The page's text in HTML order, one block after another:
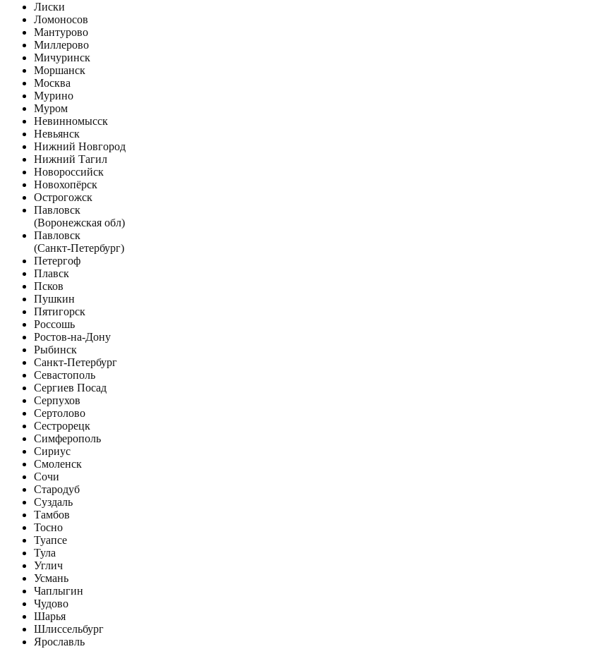
Лиски
Ломоносов
Мантурово
Миллерово
Мичуринск
Моршанск
Москва
Мурино
Муром
Невинномысск
Невьянск
Нижний Новгород
Нижний Тагил
Новороссийск
Новохопёрск
Острогожск
Павловск
(Воронежская обл)
Павловск
(Санкт-Петербург)
Петергоф
Плавск
Псков
Пушкин
Пятигорск
Россошь
Ростов-на-Дону
Рыбинск
Санкт-Петербург
Севастополь
Сергиев Посад
Серпухов
Сертолово
Сестрорецк
Симферополь
Сириус
Смоленск
Сочи
Стародуб
Суздаль
Тамбов
Тосно
Туапсе
Тула
Углич
Усмань
Чаплыгин
Чудово
Шарья
Шлиссельбург
Ярославль